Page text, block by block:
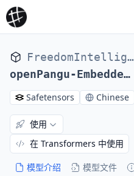
FreedomIntelligence
openPangu-Embedded-7B-DeepDiver
Safetensors
Chinese
模型介绍 模型文件
使用
在 Transformers 中使用